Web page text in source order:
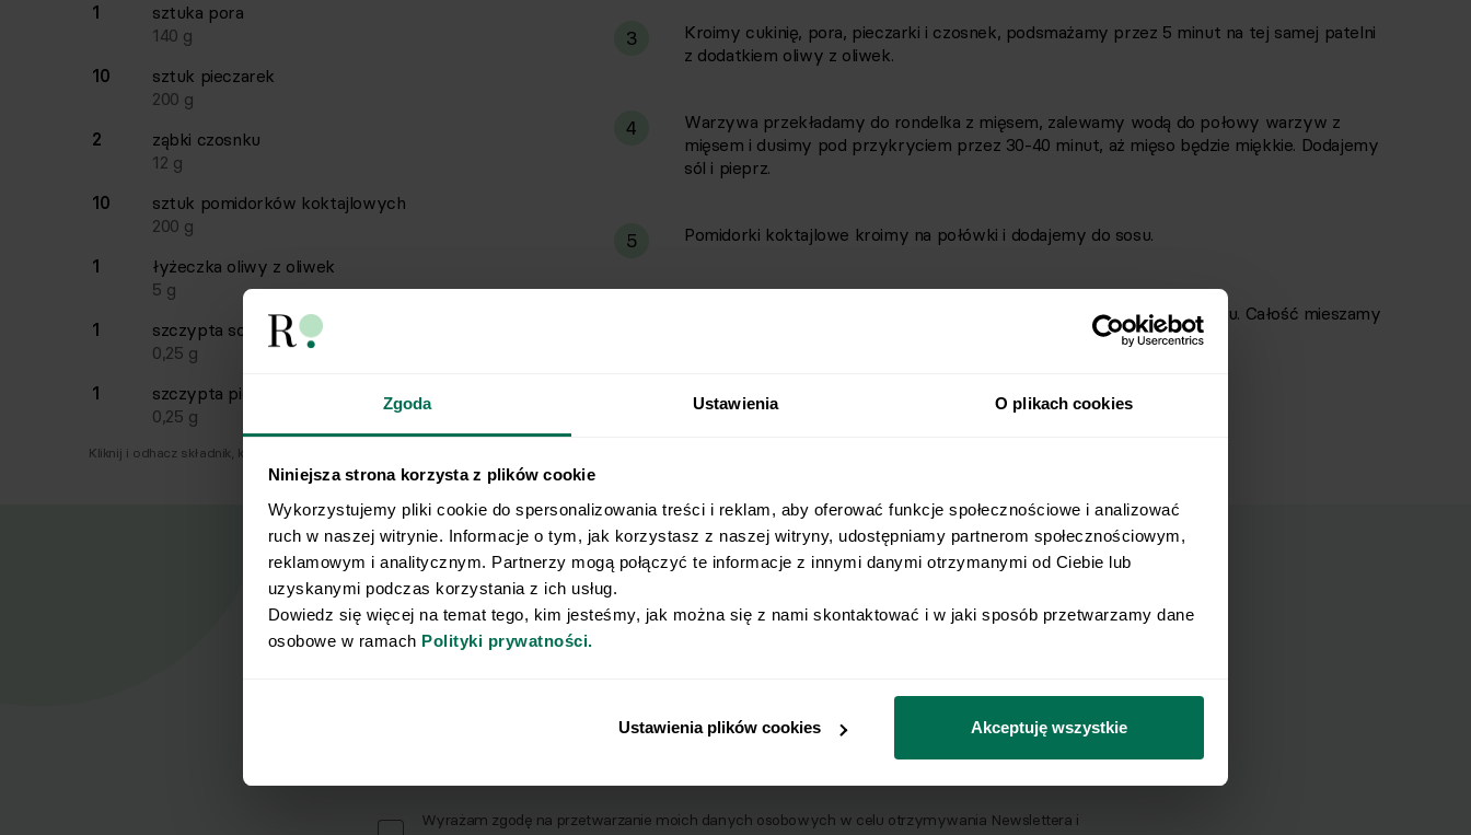
Zgoda Ustawienia O plikach cookies
Niniejsza strona korzysta z plików cookie
Wykorzystujemy pliki cookie do spersonalizowania treści i reklam, aby oferować funkcje społecznościowe i analizować
ruch w naszej witrynie. Informacje o tym, jak korzystasz z naszej witryny, udostępniamy partnerom społecznościowym,
reklamowym i analitycznym. Partnerzy mogą połączyć te informacje z innymi danymi otrzymanymi od Ciebie lub
uzyskanymi podczas korzystania z ich usług.
Dowiedz się więcej na temat tego, kim jesteśmy, jak można się z nami skontaktować i w jaki sposób przetwarzamy dane
osobowe w ramach Polityki prywatności.
Ustawienia plików cookies Akceptuję wszystkie
1
sztuka pora
140 g
10
sztuk pieczarek
200 g
2
ząbki czosnku
12 g
10
sztuk pomidorków koktajlowych
200 g
1
łyżeczka oliwy z oliwek
5 g
1
szczypta soli
0,25 g
1
szczypta pieprzu
0,25 g
Kliknij i odhacz składnik, który już masz.
3
Kroimy cukinię, pora, pieczarki i czosnek, podsmażamy przez 5 minut na tej samej patelni
z dodatkiem oliwy z oliwek.
4
Warzywa przekładamy do rondelka z mięsem, zalewamy wodą do połowy warzyw z
mięsem i dusimy pod przykryciem przez 30-40 minut, aż mięso będzie miękkie. Dodajemy
sól i pieprz.
5 Pomidorki koktajlowe kroimy na połówki i dodajemy do sosu.
Makaron przekładamy do sosu i dodajemy wodę z gotowania makaronu. Całość mieszamy
Wyślij przepis na e-mail
Nasze najlepsze przepisy, prosto na Twoja skrzynkę e-mail.
Zapisz się do naszego Newslettera
Wyrażam zgodę na przetwarzanie moich danych osobowych w celu otrzymywania Newslettera i